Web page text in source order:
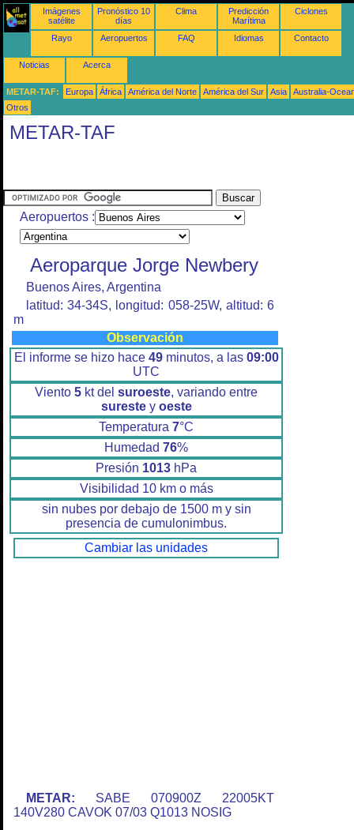
Imágenes
satélite
Pronóstico 10
días
Clima
Predicción
Marítima
Ciclones
Rayo Aeropuertos FAQ Idiomas Contacto
Noticias Acerca
METAR-TAF: Europa África América del Norte América del Sur Asia
Australia-
Otros
METAR-TAF
Aeropuertos :
Aeroparque Jorge Newbery
Buenos Aires, Argentina
latitud: 34-34S, longitud: 058-25W, altitud: 6
m
Observación
El informe se hizo hace 49minutos, a las 09:00
UTC
Viento 5 kt del suroeste, variando entre
surestey oeste
Temperatura 7°C
Humedad 76%
Presión 1013 hPa
Visibilidad 10 km o más
sin nubes por debajo de 1500 m y sin
presencia de cumulonimbus.
Cambiar las unidades
METAR: SABE 070900Z 22005KT
140V280 CAVOK 07/03 Q1013 NOSIG